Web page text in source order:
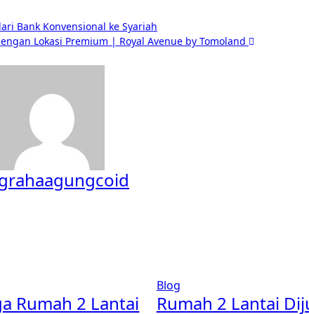
Bank Konvensional ke Syariah
Lokasi Premium | Royal Avenue by Tomoland
Rumah 2 Lantai
Blog
Rumah 2 Lantai